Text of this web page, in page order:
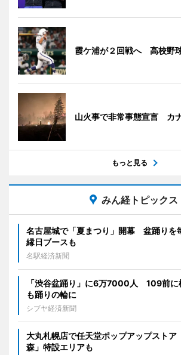
霞ケ浦が２回戦へ 高校野
山火事で非常事態宣言 カ
もっと見る
みん経トピックス
名古屋城で「夏まつり」開幕 盆踊りを
縁日ブースも
名駅経済新聞
「渋谷盆踊り」に6万7000人 109前に
も踊りの輪に
シブヤ経済新聞
大丸札幌店で任天堂ポップアップスト
森」特設エリアも